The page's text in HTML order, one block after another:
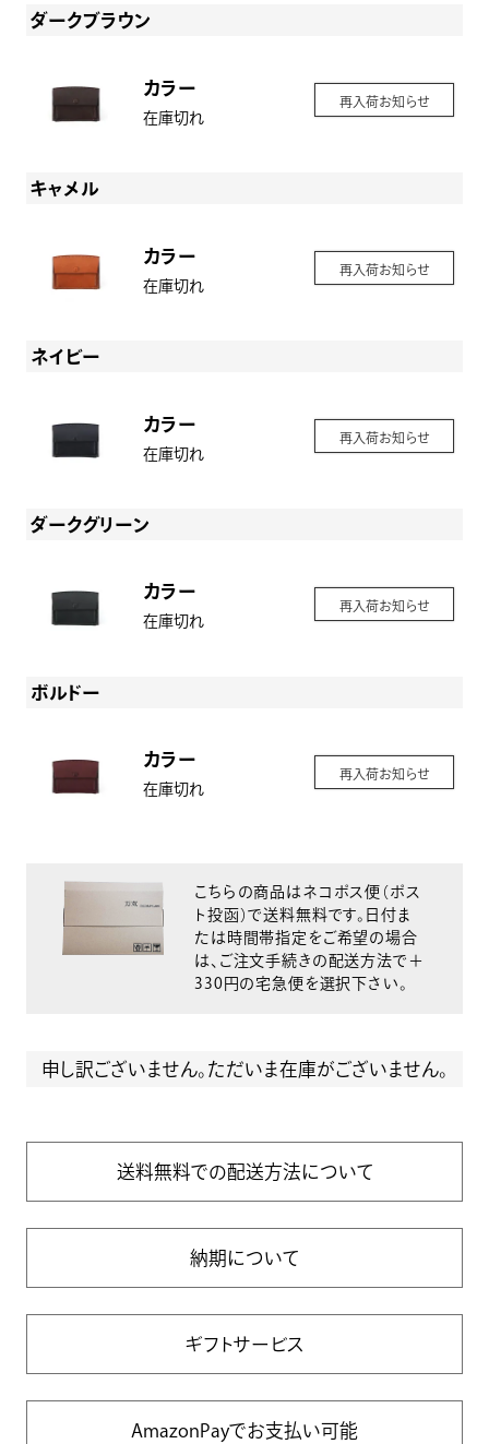
ダークブラウン
カラー
在庫切れ
再入荷お知らせ
キャメル
カラー
在庫切れ
再入荷お知らせ
ネイビー
カラー
在庫切れ
再入荷お知らせ
ダークグリーン
カラー
在庫切れ
再入荷お知らせ
ボルドー
カラー
在庫切れ
再入荷お知らせ
こちらの商品はネコポス便（ポス
ト投函）で送料無料です。日付ま
たは時間帯指定をご希望の場合
は、ご注文手続きの配送方法で＋
330円の宅急便を選択下さい。
申し訳ございません。ただいま在庫がございません。
送料無料での配送方法について
納期について
ギフトサービス
AmazonPayでお支払い可能